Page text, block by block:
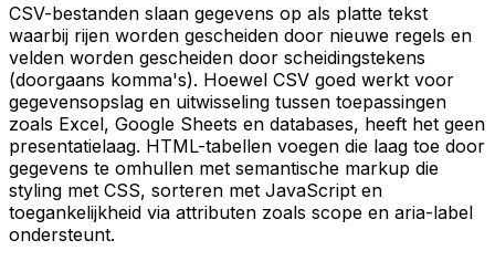
CSV-bestanden slaan gegevens op als platte tekst
waarbij rijen worden gescheiden door nieuwe regels en
velden worden gescheiden door scheidingstekens
(doorgaans komma's). Hoewel CSV goed werkt voor
gegevensopslag en uitwisseling tussen toepassingen
zoals Excel, Google Sheets en databases, heeft het geen
presentatielaag. HTML-tabellen voegen die laag toe door
gegevens te omhullen met semantische markup die
styling met CSS, sorteren met JavaScript en
toegankelijkheid via attributen zoals scope en aria-label
ondersteunt.